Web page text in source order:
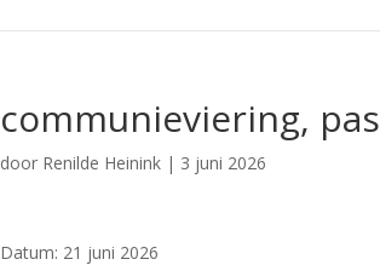
communieviering,
door Renilde Heinink | 3 juni 2026
Datum: 21 juni 2026